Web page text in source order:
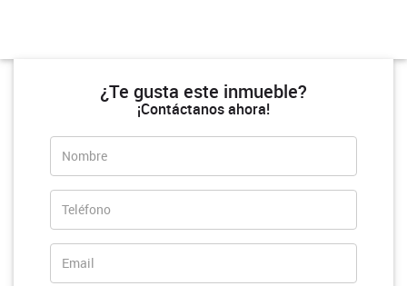
¿Te gusta este inmueble?
¡Contáctanos ahora!